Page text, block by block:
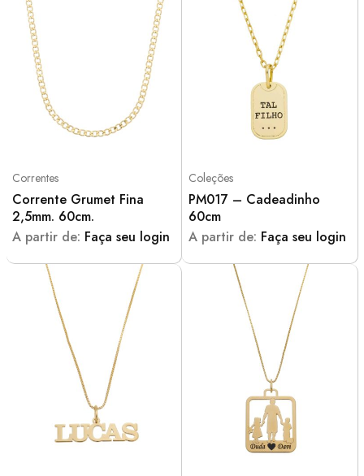
Correntes
Corrente Grumet Fina
2,5mm. 60cm.
A partir de: Faça seu login
Coleções
PM017 – Cadeadinho
60cm
A partir de: Faça seu login